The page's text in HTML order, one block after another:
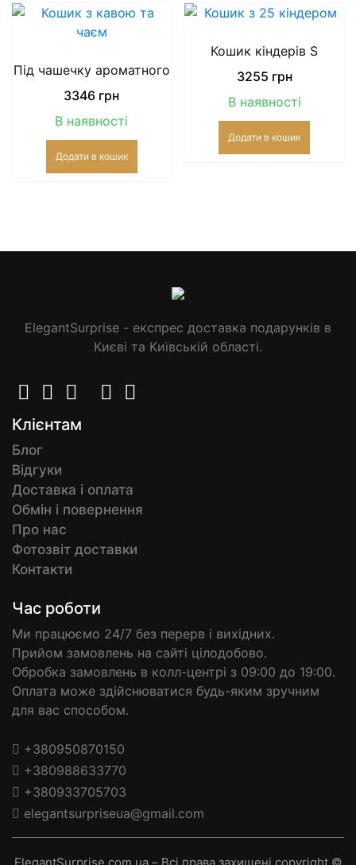
Під чашечку ароматного
3346 грн
В наявності
Додати в кошик
Кошик кіндерів S
3255 грн
В наявності
Додати в кошик
ElegantSurprise - експрес доставка подарунків в
Києві та Київській області.
Клієнтам
Блог
Відгуки
Доставка і оплата
Обмін і повернення
Про нас
Фотозвіт доставки
Контакти
Час роботи
Ми працюємо 24/7 без перерв і вихідних.
Прийом замовлень на сайті цілодобово.
Обробка замовлень в колл-центрі з 09:00 до 19:00.
Оплата може здійснюватися будь-яким зручним
для вас способом.
+380950870150
+380988633770
+380933705703
elegantsurpriseua@gmail.com